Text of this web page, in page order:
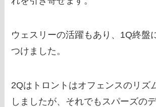
ウェスリーの活躍もあり、1Q終盤
つけました。
2Qはトロントはオフェンスのリズ
しましたが、それでもスパーズの